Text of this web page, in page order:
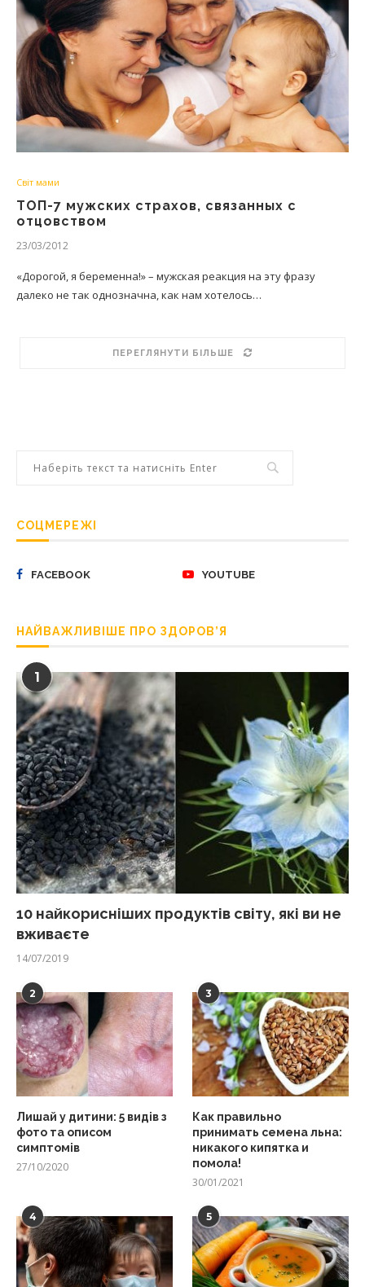
Світ мами
ТОП-7 мужских страхов, связанных с
отцовством
23/03/2012
«Дорогой, я беременна!» – мужская реакция на эту фразу
далеко не так однозначна, как нам хотелось…
ПЕРЕГЛЯНУТИ БІЛЬШЕ
СОЦМЕРЕЖІ
FACEBOOK YOUTUBE
НАЙВАЖЛИВІШЕ ПРО ЗДОРОВ’Я
1
10 найкорисніших продуктів світу, які ви не
вживаєте
14/07/2019
2
Лишай у дитини: 5 видів з
фото та описом
симптомів
27/10/2020
3
Как правильно
принимать семена льна:
никакого кипятка и
помола!
30/01/2021
4 5